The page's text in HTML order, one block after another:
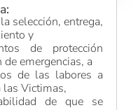
selección, entrega,
y
de protección
emergencias, a
de las labores a
las Victimas,
de que se